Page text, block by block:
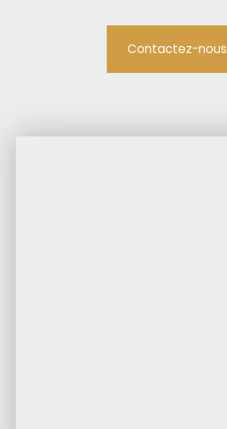
Contactez-nous